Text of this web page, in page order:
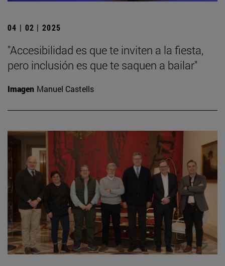
04 | 02 | 2025
"Accesibilidad es que te inviten a la fiesta,
pero inclusión es que te saquen a bailar"
Imagen Manuel Castells